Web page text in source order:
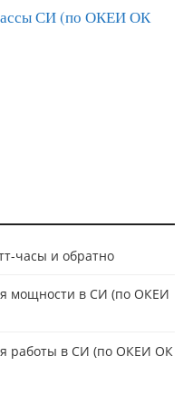
СИ (по ОКЕИ ОК
часы и обратно
мощности в СИ (по ОКЕИ
работы в СИ (по ОКЕИ ОК